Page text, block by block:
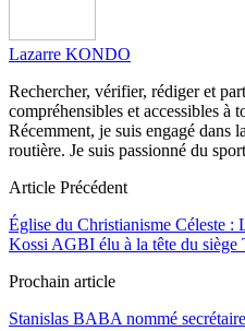
Lazarre KONDO
Rechercher, vérifier, rédiger et
compréhensibles et accessibles à
Récemment, je suis engagé dans
routière. Je suis passionné du
Article Précédent
Église du Christianisme Céleste :
Kossi AGBI élu à la tête du siège
Prochain article
Stanislas BABA nommé